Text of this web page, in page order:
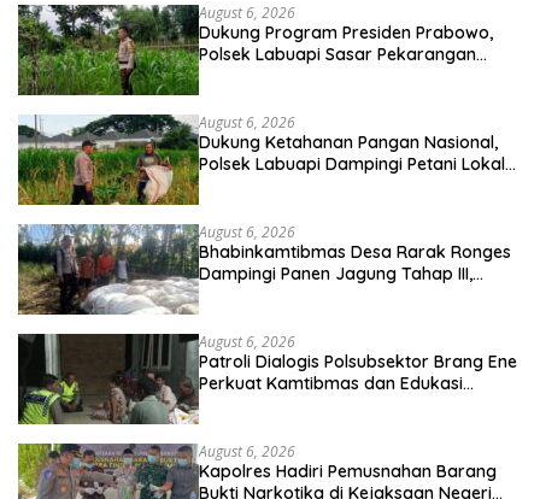
August 6, 2026
Dukung Program Presiden Prabowo,
Polsek Labuapi Sasar Pekarangan
August 6, 2026
Dukung Ketahanan Pangan Nasional,
Polsek Labuapi Dampingi Petani Lokal
August 6, 2026
Bhabinkamtibmas Desa Rarak Ronges
Dampingi Panen Jagung Tahap III,
August 6, 2026
Patroli Dialogis Polsubsektor Brang Ene
Perkuat Kamtibmas dan Edukasi
August 6, 2026
Kapolres Hadiri Pemusnahan Barang
Bukti Narkotika di Kejaksaan Negeri